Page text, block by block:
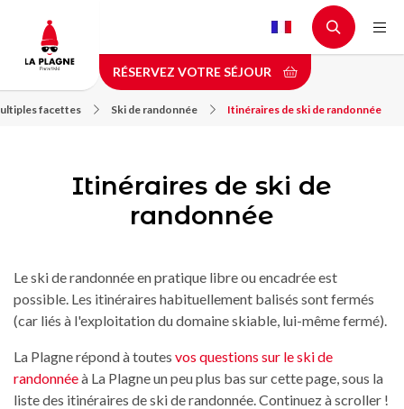
contenu
principal
RÉSERVEZ VOTRE SÉJOUR
facettes Ski de randonnée Itinéraires de ski de randonnée
Itinéraires de ski de
randonnée
Le ski de randonnée en pratique libre ou encadrée est
possible. Les itinéraires habituellement balisés sont fermés
(car liés à l'exploitation du domaine skiable, lui-même fermé).
La Plagne répond à toutes vos questions sur le ski de
randonnéeà La Plagne un peu plus bas sur cette page, sous la
liste des itinéraires de ski de randonnée. Continuez à scroller !